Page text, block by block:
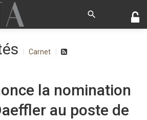
Carnet
la nomination
au poste de